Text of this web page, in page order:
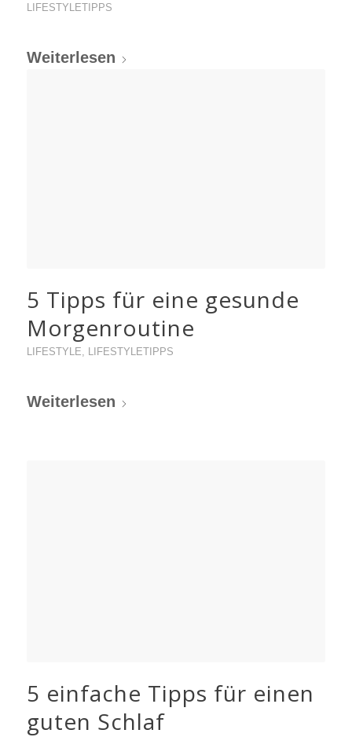
LIFESTYLETIPPS
Weiterlesen
5 Tipps für eine gesunde
Morgenroutine
LIFESTYLE LIFESTYLETIPPS
Weiterlesen
5 einfache Tipps für einen
guten Schlaf